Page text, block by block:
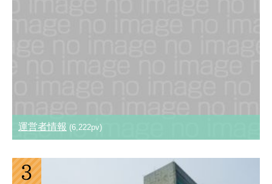
運営者情報 (6,222pv)